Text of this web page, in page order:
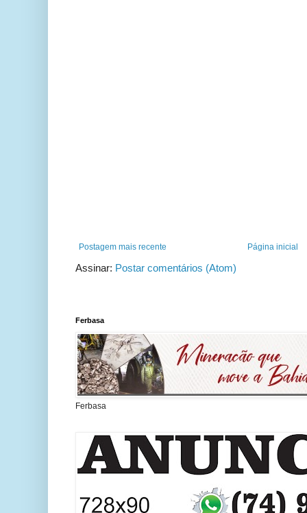
Postagem mais recente Página inicial
Assinar: Postar comentários (Atom)
Ferbasa
Ferbasa